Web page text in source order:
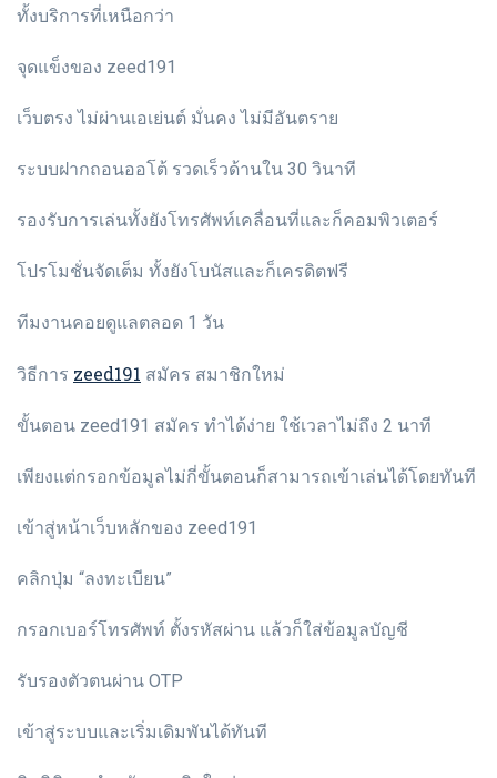
ทั้งบริการที่เหนือกว่า
จุดแข็งของ zeed191
เว็บตรง ไม่ผ่านเอเย่นต์ มั่นคง ไม่มีอันตราย
ระบบฝากถอนออโต้ รวดเร็วด้านใน 30 วินาที
รองรับการเล่นทั้งยังโทรศัพท์เคลื่อนที่และก็คอมพิวเตอร์
โปรโมชั่นจัดเต็ม ทั้งยังโบนัสและก็เครดิตฟรี
ทีมงานคอยดูแลตลอด 1 วัน
วิธีการ zeed191 สมัคร สมาชิกใหม่
ขั้นตอน zeed191 สมัคร ทำได้ง่าย ใช้เวลาไม่ถึง 2 นาที
เพียงแต่กรอกข้อมูลไม่กี่ขั้นตอนก็สามารถเข้าเล่นได้โดยทันที
เข้าสู่หน้าเว็บหลักของ zeed191
คลิกปุ่ม “ลงทะเบียน”
กรอกเบอร์โทรศัพท์ ตั้งรหัสผ่าน แล้วก็ใส่ข้อมูลบัญชี
รับรองตัวตนผ่าน OTP
เข้าสู่ระบบและเริ่มเดิมพันได้ทันที